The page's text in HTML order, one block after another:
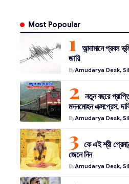
Most Popoular
আন্দামানে প্রবল
জারি
ByAmudarya Desk,
নতুন বছরে
মদনমোহন এক্সপ্রেস,
ByAmudarya Desk,
কে এই শ্রী
জেনে নিন
ByAmudarya Desk,